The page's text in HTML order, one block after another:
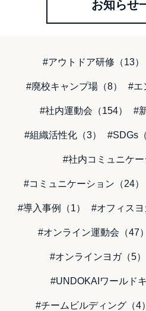
お知らせ
#アウトドア研修（13）
#廃校キャンプ場（8） #エ
#社内運動会（154） #
#組織活性化（3） #SDGs（
#社内コミュニケー
#コミュニケーション（24）
#導入事例（1） #オフィスヨ
#オンライン運動会（47）
#オンラインヨガ（5）
#UNDOKAIワールド
#チームビルディング（4）